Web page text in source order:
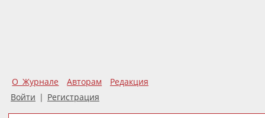
О Журнале Авторам
Редакция
Войти | Регистрация